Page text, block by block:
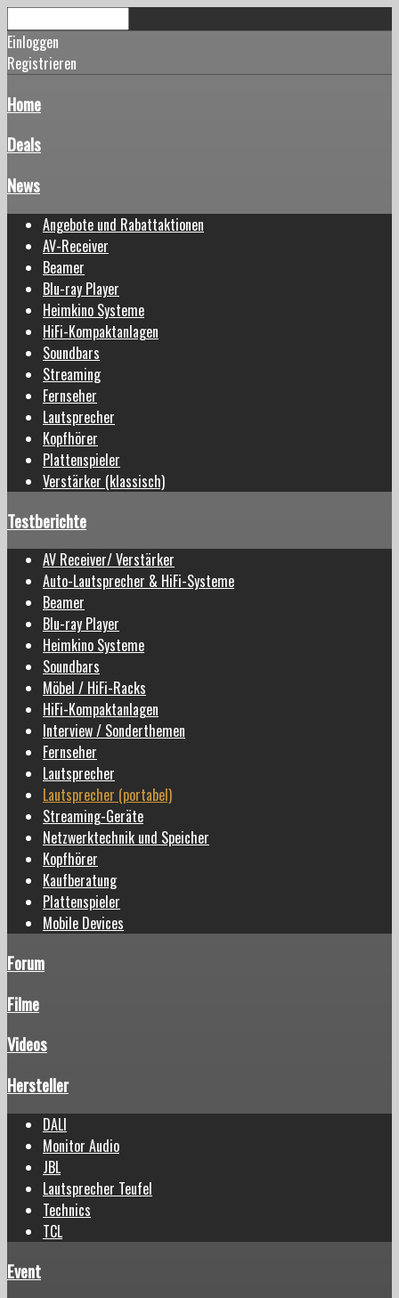
Einloggen
Registrieren
Home
Deals
News
Angebote und Rabattaktionen
AV-Receiver
Beamer
Blu-ray Player
Heimkino Systeme
HiFi-Kompaktanlagen
Soundbars
Streaming
Fernseher
Lautsprecher
Kopfhörer
Plattenspieler
Verstärker (klassisch)
Testberichte
AV Receiver/ Verstärker
Auto-Lautsprecher & HiFi-Systeme
Beamer
Blu-ray Player
Heimkino Systeme
Soundbars
Möbel / HiFi-Racks
HiFi-Kompaktanlagen
Interview / Sonderthemen
Fernseher
Lautsprecher
Lautsprecher (portabel)
Streaming-Geräte
Netzwerktechnik und Speicher
Kopfhörer
Kaufberatung
Plattenspieler
Mobile Devices
Forum
Filme
Videos
Hersteller
DALI
Monitor Audio
JBL
Lautsprecher Teufel
Technics
TCL
Event